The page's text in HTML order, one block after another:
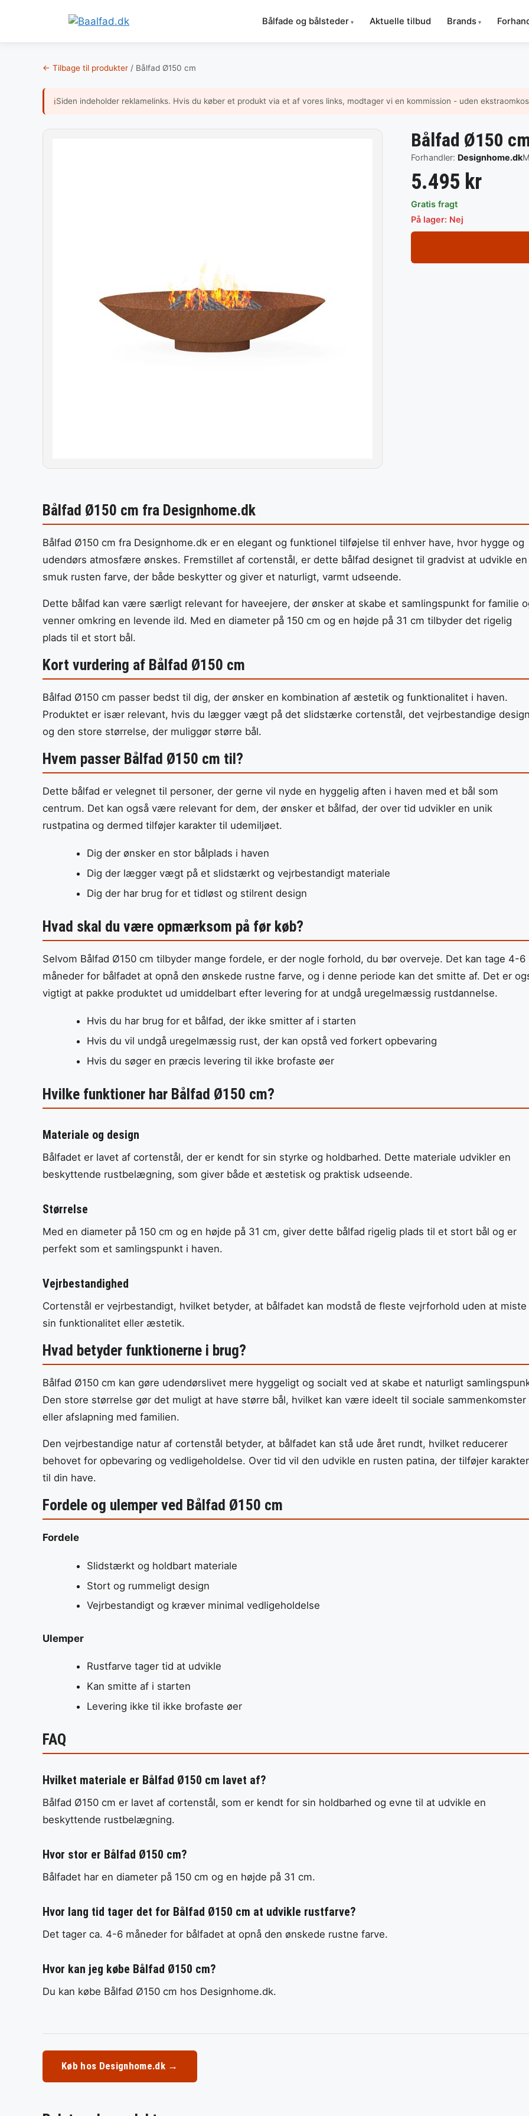
Bålfade og bålsteder Aktuelle tilbud Brands
← Tilbage til produkter / Bålfad Ø150 cm
ℹSiden indeholder reklamelinks. Hvis du køber et produkt via et af vores links, modtager vi en kommission - uden
Bålfad Ø150
Forhandler: Designhome.dk
5.495 kr
Gratis fragt
På lager: Nej
Bålfad Ø150 cm fra Designhome.dk
Bålfad Ø150 cm fra Designhome.dk er en elegant og funktionel tilføjelse til enhver have, hvor hygge og
udendørs atmosfære ønskes. Fremstillet af cortenstål, er dette bålfad designet til gradvist at udvikle en
smuk rusten farve, der både beskytter og giver et naturligt, varmt udseende.
Dette bålfad kan være særligt relevant for haveejere, der ønsker at skabe et samlingspunkt for familie
venner omkring en levende ild. Med en diameter på 150 cm og en højde på 31 cm tilbyder det rigelig
plads til et stort bål.
Kort vurdering af Bålfad Ø150 cm
Bålfad Ø150 cm passer bedst til dig, der ønsker en kombination af æstetik og funktionalitet i haven.
Produktet er især relevant, hvis du lægger vægt på det slidstærke cortenstål, det vejrbestandige
og den store størrelse, der muliggør større bål.
Hvem passer Bålfad Ø150 cm til?
Dette bålfad er velegnet til personer, der gerne vil nyde en hyggelig aften i haven med et bål som
centrum. Det kan også være relevant for dem, der ønsker et bålfad, der over tid udvikler en unik
rustpatina og dermed tilføjer karakter til udemiljøet.
Dig der ønsker en stor bålplads i haven
Dig der lægger vægt på et slidstærkt og vejrbestandigt materiale
Dig der har brug for et tidløst og stilrent design
Hvad skal du være opmærksom på før køb?
Selvom Bålfad Ø150 cm tilbyder mange fordele, er der nogle forhold, du bør overveje. Det kan tage 4-6
måneder for bålfadet at opnå den ønskede rustne farve, og i denne periode kan det smitte af. Det er
vigtigt at pakke produktet ud umiddelbart efter levering for at undgå uregelmæssig rustdannelse.
Hvis du har brug for et bålfad, der ikke smitter af i starten
Hvis du vil undgå uregelmæssig rust, der kan opstå ved forkert opbevaring
Hvis du søger en præcis levering til ikke brofaste øer
Hvilke funktioner har Bålfad Ø150 cm?
Materiale og design
Bålfadet er lavet af cortenstål, der er kendt for sin styrke og holdbarhed. Dette materiale udvikler en
beskyttende rustbelægning, som giver både et æstetisk og praktisk udseende.
Størrelse
Med en diameter på 150 cm og en højde på 31 cm, giver dette bålfad rigelig plads til et stort bål og er
perfekt som et samlingspunkt i haven.
Vejrbestandighed
Cortenstål er vejrbestandigt, hvilket betyder, at bålfadet kan modstå de fleste vejrforhold uden at miste
sin funktionalitet eller æstetik.
Hvad betyder funktionerne i brug?
Bålfad Ø150 cm kan gøre udendørslivet mere hyggeligt og socialt ved at skabe et naturligt
Den store størrelse gør det muligt at have større bål, hvilket kan være ideelt til sociale sammenkomster
eller afslapning med familien.
Den vejrbestandige natur af cortenstål betyder, at bålfadet kan stå ude året rundt, hvilket reducerer
behovet for opbevaring og vedligeholdelse. Over tid vil den udvikle en rusten patina, der tilføjer karakter
til din have.
Fordele og ulemper ved Bålfad Ø150 cm
Fordele
Slidstærkt og holdbart materiale
Stort og rummeligt design
Vejrbestandigt og kræver minimal vedligeholdelse
Ulemper
Rustfarve tager tid at udvikle
Kan smitte af i starten
Levering ikke til ikke brofaste øer
FAQ
Hvilket materiale er Bålfad Ø150 cm lavet af?
Bålfad Ø150 cm er lavet af cortenstål, som er kendt for sin holdbarhed og evne til at udvikle en
beskyttende rustbelægning.
Hvor stor er Bålfad Ø150 cm?
Bålfadet har en diameter på 150 cm og en højde på 31 cm.
Hvor lang tid tager det for Bålfad Ø150 cm at udvikle rustfarve?
Det tager ca. 4-6 måneder for bålfadet at opnå den ønskede rustne farve.
Hvor kan jeg købe Bålfad Ø150 cm?
Du kan købe Bålfad Ø150 cm hos Designhome.dk.
Køb hos Designhome.dk →